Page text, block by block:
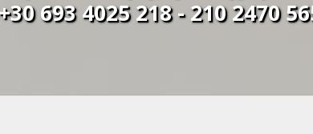
+30 693 4025 218 - 210 2470